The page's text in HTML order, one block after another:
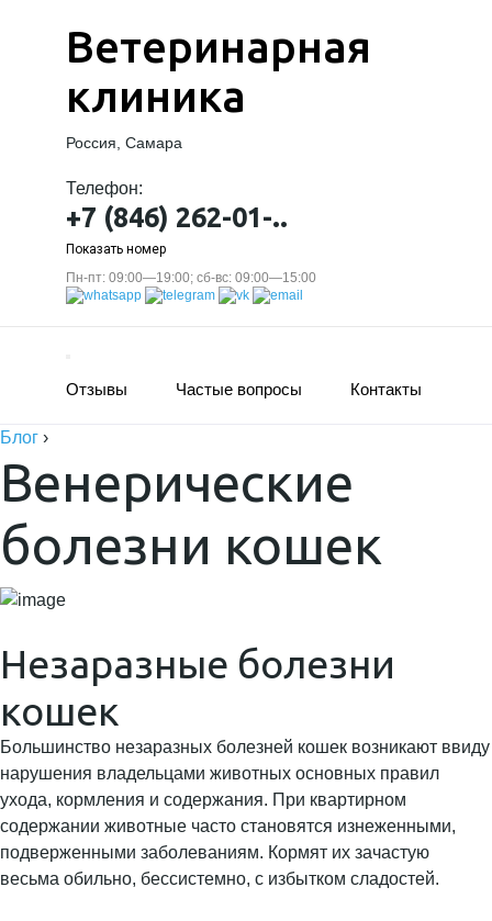
Ветеринарная
клиника
Россия, Самара
Телефон:
+7 (846) 262-01-..
Показать номер
Пн-пт: 09:00—19:00; сб-вс: 09:00—15:00
Отзывы Частые вопросы Контакты
Блог ›
Венерические
болезни кошек
Незаразные болезни
кошек
Большинство незаразных болезней кошек возникают ввиду
нарушения владельцами животных основных правил
ухода, кормления и содержания. При квартирном
содержании животные часто становятся изнеженными,
подверженными заболеваниям. Кормят их зачастую
весьма обильно, бессистемно, с избытком сладостей.